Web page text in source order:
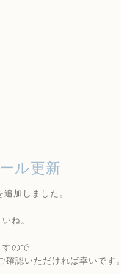
ル更新
加しました。
ね。
ので
認いただければ幸いです。